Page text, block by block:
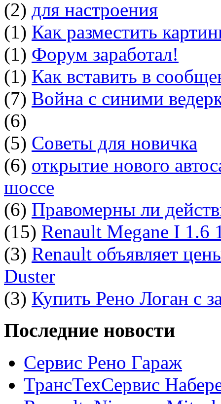
(2) для настроения
(1) Как разместить
(1) Форум заработал!
(1) Как вставить в
(7) Война с синими
(6)
(5) Советы для новичка
(6) открытие нового
шоссе
(6) Правомерны ли
(15) Renault Megane I 1.6
(3) Renault объявляет
Duster
(3) Купить Рено Логан с
Последние новости
Сервис Рено Гараж
ТрансТехСервис